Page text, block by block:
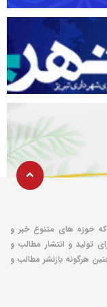
حوزه های متنوع خبر و
تولید و انتشار مطالب و
هرگونه بازنشر مطالب و